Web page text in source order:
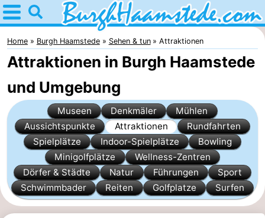
Home
Burgh
Haamstede
Tipps
Für
kindern
Natur
van
Schouwen
Übernachten
Appartements
Campingplätze
Home Burgh Haamstede Sehen & tun Attraktionen
Attraktionen in Burgh Haamstede
und Umgebung
Museen Denkmäler
Mühlen
Aussichtspunkte
Attraktionen
Rundfahrten
Spielplätze
Indoor-Spielplätze
Bowling
Minigolfplätze
Wellness-Zentren
Dörfer & Städte
Natur Führungen
Sport
Schwimmbader
Reiten Golfplatze Surfen